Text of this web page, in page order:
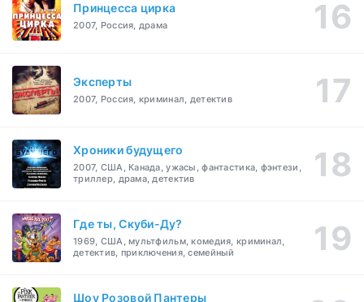
Принцесса цирка
2007, Россия, драма
Эксперты
2007, Россия, криминал, детектив
Хроники будущего
2007, США, Канада, ужасы, фантастика, фэнтези,
триллер, драма, детектив
Где ты, Скуби-Ду?
1969, США, мультфильм, комедия, криминал,
детектив, приключения, семейный
Шоу Розовой Пантеры